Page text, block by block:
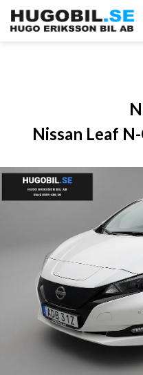
Nissan Leaf